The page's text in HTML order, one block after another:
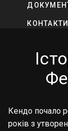
КОНТАКТИ
Кендо почало
років з